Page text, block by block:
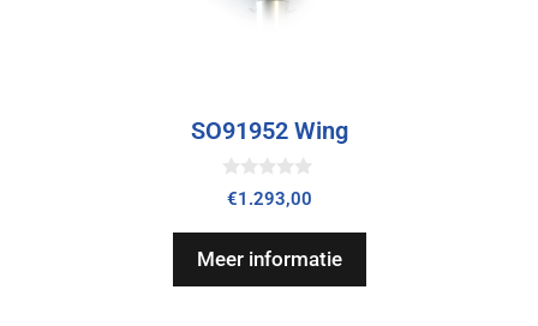
SO91952 Wing
0
v
5
€1.293,00
Meer informatie